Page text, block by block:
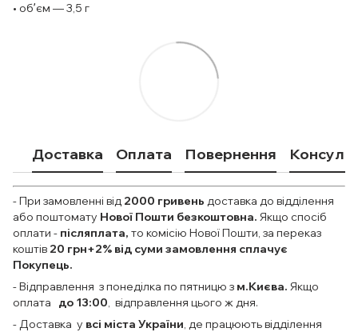
• обʼєм — 3,5 г
Доставка Оплата Повернення
- При замовленні від 2000 гривень доставка до відділення
або поштомату Нової Пошти безкоштовна. Якщо спосіб
оплати - післяплата, то комісію Нової Пошти, за переказ
коштів 20 грн+2% від суми замовлення сплачує
Покупець.
- Відправлення з понеділка по пятницю з м.Києва. Якщо
оплата до 13:00, відправлення цього ж дня.
- Доставка у всі міста України, де працюють відділення